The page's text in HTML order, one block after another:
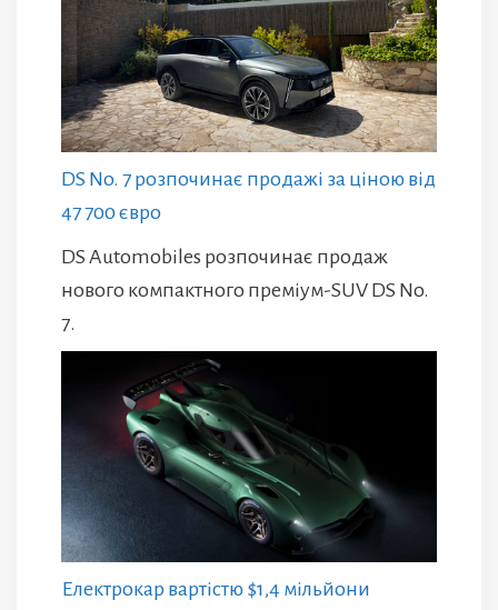
DS No. 7 розпочинає продажі за ціною від
47 700 євро
DS Automobiles розпочинає продаж
нового компактного преміум-SUV DS No.
7.
Електрокар вартістю $1,4 мільйони